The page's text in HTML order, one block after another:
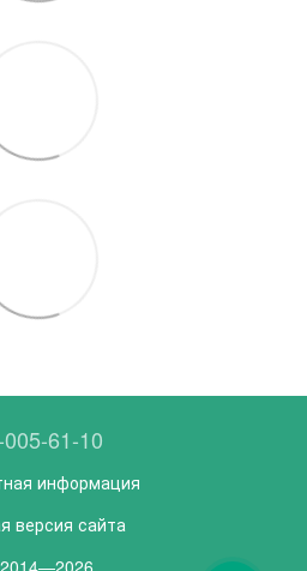
61-10
информация
версия сайта